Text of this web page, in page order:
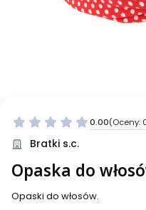
0.00(Oceny:
Bratki s.c.
Opaska do
Opaski do włosów.